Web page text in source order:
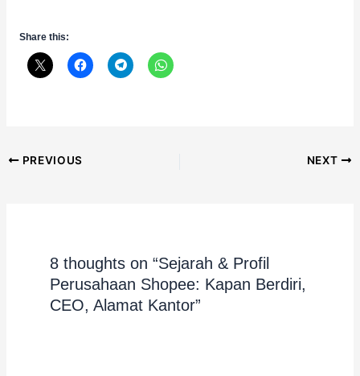
Share this:
Post
PREVIOUS NEXT
8 thoughts on “Sejarah & Profil
Perusahaan Shopee: Kapan Berdiri,
CEO, Alamat Kantor”